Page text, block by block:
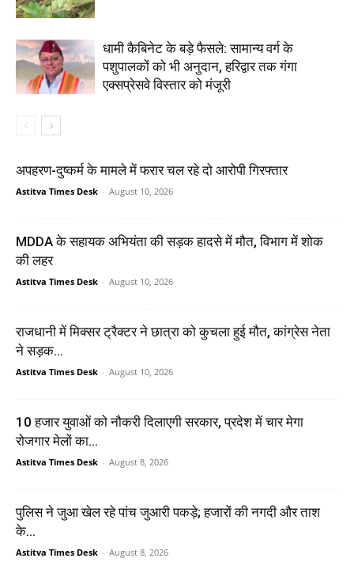
धामी कैबिनेट के बड़े फैसले: सामान्य वर्ग के
पशुपालकों को भी अनुदान, हरिद्वार तक गंगा
एक्सप्रेसवे विस्तार को मंजूरी
अपहरण-दुष्कर्म के मामले में फरार चल रहे दो आरोपी गिरफ्तार
Astitva Times Desk - August 10, 2026
MDDA के सहायक अभियंता की सड़क हादसे में मौत, विभाग में शोक
की लहर
Astitva Times Desk - August 10, 2026
राजधानी में मिक्सर ट्रैक्टर ने छात्रा को कुचला हुई मौत, कांग्रेस नेता
ने सड़क...
Astitva Times Desk - August 10, 2026
10 हजार युवाओं को नौकरी दिलाएगी सरकार, प्रदेश में चार मेगा
रोजगार मेलों का...
Astitva Times Desk - August 8, 2026
पुलिस ने जुआ खेल रहे पांच जुआरी पकड़े; हजारों की नगदी और ताश
के...
Astitva Times Desk - August 8, 2026